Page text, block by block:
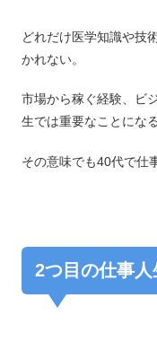
どれだけ医学知識や技
かれない。
市場から稼ぐ経験、ビ
生では重要なことになる
その意味でも40代で仕
2つ目の仕事人